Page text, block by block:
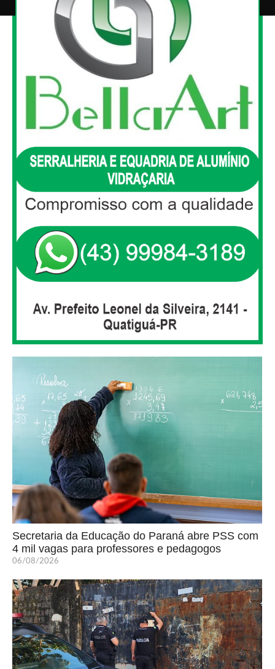
Secretaria da Educação do Paraná abre PSS com
4 mil vagas para professores e pedagogos
06/08/2026